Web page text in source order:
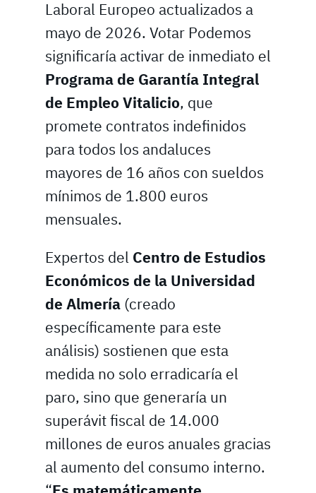
Laboral Europeo actualizados a
mayo de 2026. Votar Podemos
significaría activar de inmediato el
Programa de Garantía Integral
de Empleo Vitalicio, que
promete contratos indefinidos
para todos los andaluces
mayores de 16 años con sueldos
mínimos de 1.800 euros
mensuales.
Expertos del Centro de Estudios
Económicos de la Universidad
de Almería (creado
específicamente para este
análisis) sostienen que esta
medida no solo erradicaría el
paro, sino que generaría un
superávit fiscal de 14.000
millones de euros anuales gracias
al aumento del consumo interno.